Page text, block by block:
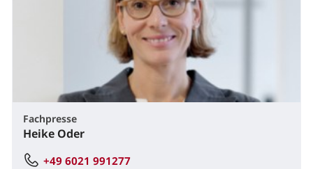
Fachpresse
Heike Oder
+49 6021 991277